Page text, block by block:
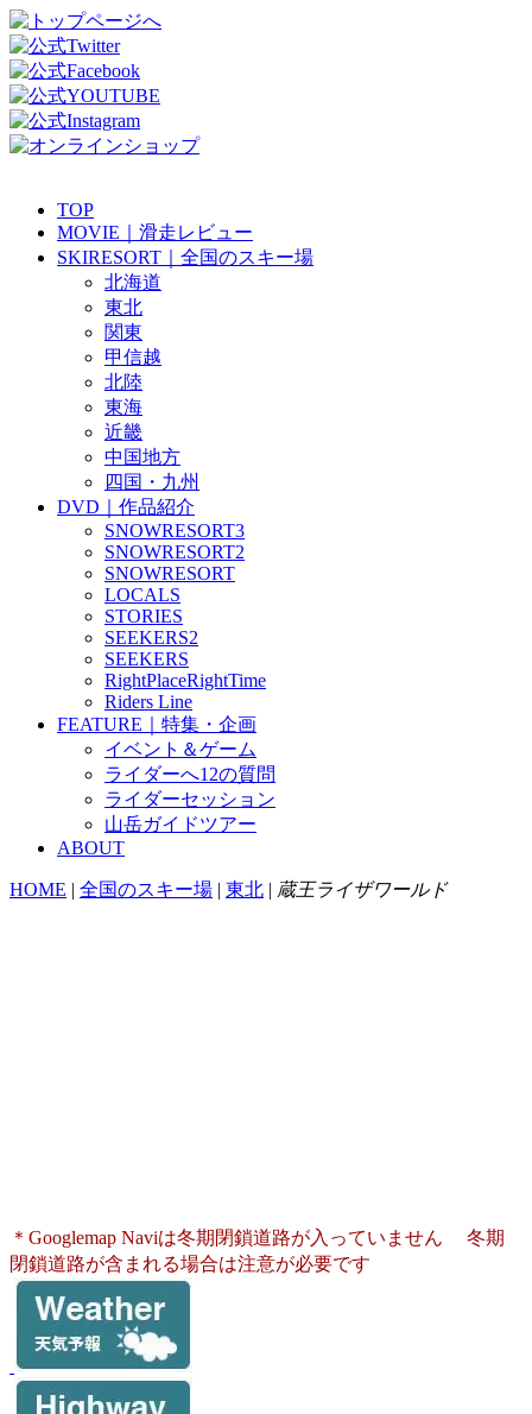
TOP
MOVIE｜滑走レビュー
SKIRESORT｜全国のスキー場
北海道
東北
関東
甲信越
北陸
東海
近畿
中国地方
四国・九州
DVD｜作品紹介
SNOWRESORT3
SNOWRESORT2
SNOWRESORT
LOCALS
STORIES
SEEKERS2
SEEKERS
RightPlaceRightTime
Riders Line
FEATURE｜特集・企画
イベント＆ゲーム
ライダーへ12の質問
ライダーセッション
山岳ガイドツアー
ABOUT
HOME | 全国のスキー場 | 東北 | 蔵王ライザワールド
＊Googlemap Naviは冬期閉鎖道路が入っていません
冬期
閉鎖道路が含まれる場合は注意が必要です